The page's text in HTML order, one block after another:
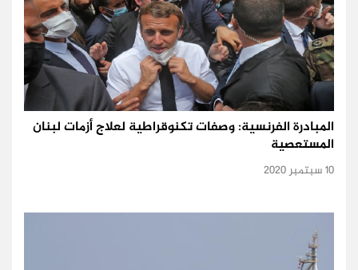
المبادرة الفرنسية: وصفات تكنوقراطية لعلاج أزمات لبنان
المستعصية
10 سبتمبر 2020